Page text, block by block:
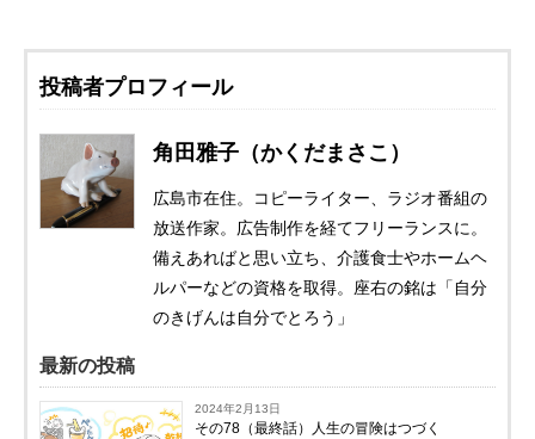
投稿者プロフィール
角田雅子（かくだまさこ）
広島市在住。コピーライター、ラジオ番組の
放送作家。広告制作を経てフリーランスに。
備えあればと思い立ち、介護食士やホームヘ
ルパーなどの資格を取得。座右の銘は「自分
のきげんは自分でとろう」
最新の投稿
2024年2月13日
その78（最終話）人生の冒険はつづく